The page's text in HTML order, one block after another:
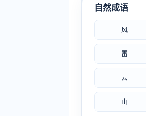
自然成语
风
雷
云
山